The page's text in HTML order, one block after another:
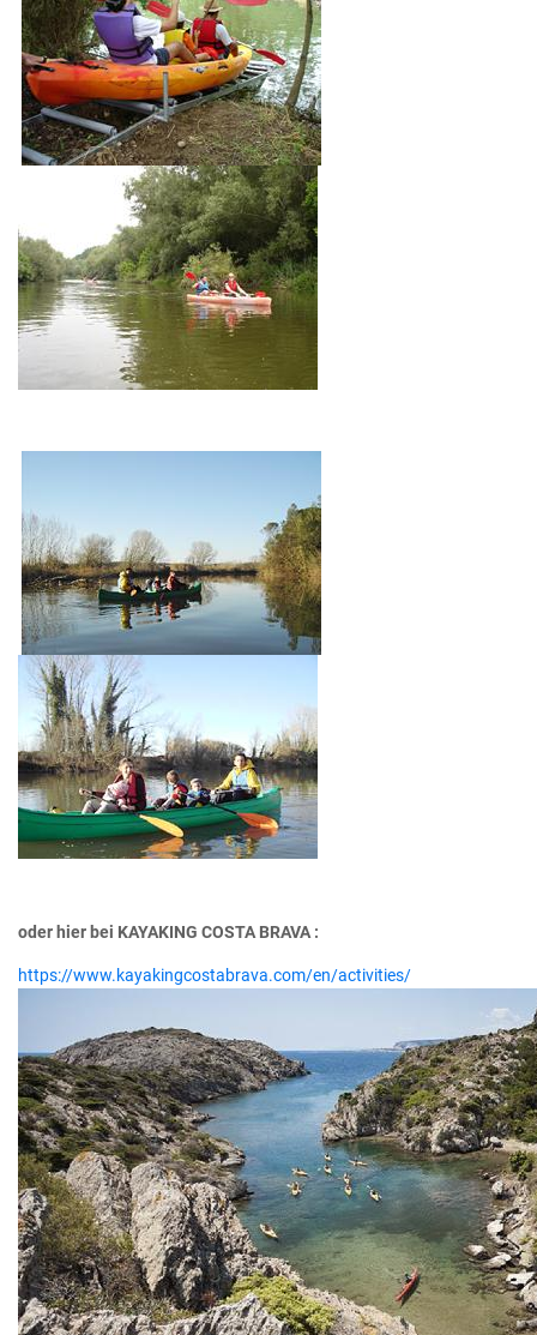
oder hier bei KAYAKING COSTA BRAVA :
https://www.kayakingcostabrava.com/en/activities/